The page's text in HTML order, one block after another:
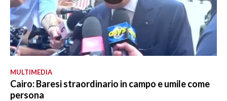
MULTIMEDIA
Cairo: Baresi straordinario in campo e umile come
persona